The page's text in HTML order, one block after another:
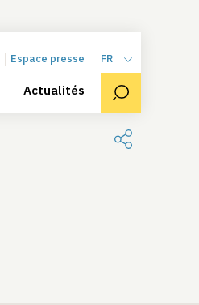
Espace presse
Actualités
FR